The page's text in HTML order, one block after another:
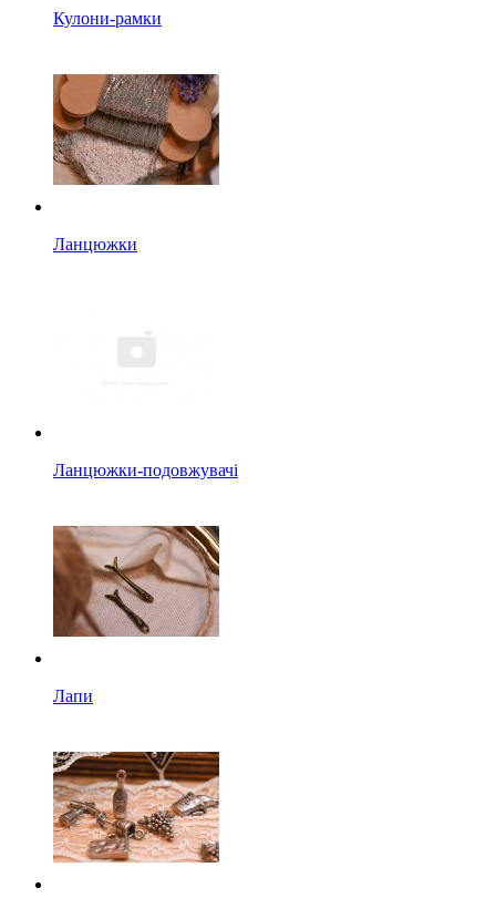
Кулони-рамки
Ланцюжки
Ланцюжки-подовжувачі
Лапи